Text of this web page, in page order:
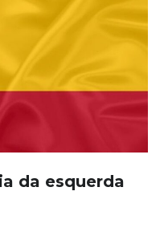
da esquerda